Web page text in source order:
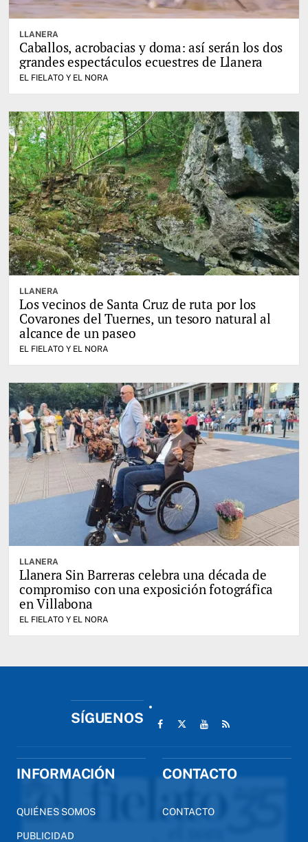
LLANERA
Caballos, acrobacias y doma: así serán los dos
grandes espectáculos ecuestres de Llanera
EL FIELATO Y EL NORA
LLANERA
Los vecinos de Santa Cruz de ruta por los
Covarones del Tuernes, un tesoro natural al
alcance de un paseo
EL FIELATO Y EL NORA
LLANERA
Llanera Sin Barreras celebra una década de
compromiso con una exposición fotográfica
en Villabona
EL FIELATO Y EL NORA
SÍGUENOS
INFORMACIÓN
QUIÉNES SOMOS
PUBLICIDAD
CONTACTO
CONTACTO